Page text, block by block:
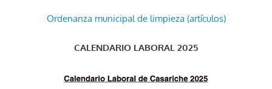
Ordenanza municipal de limpieza (artículos)
CALENDARIO LABORAL 2025